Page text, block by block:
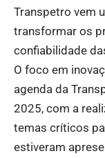
Transpetro vem
transformar os
confiabilidade
O foco em
agenda da
2025, com a
temas críticos
estiveram